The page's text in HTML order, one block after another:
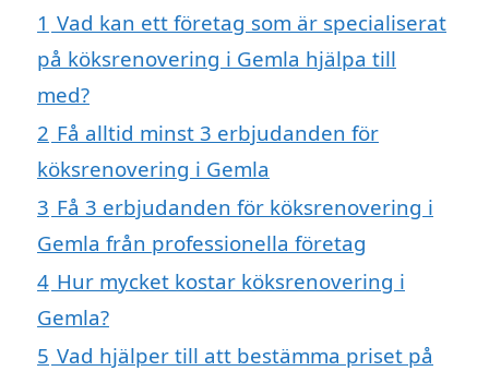
1 Vad kan ett företag som är specialiserat
på köksrenovering i Gemla hjälpa till
med?
2 Få alltid minst 3 erbjudanden för
köksrenovering i Gemla
3 Få 3 erbjudanden för köksrenovering i
Gemla från professionella företag
4 Hur mycket kostar köksrenovering i
Gemla?
5 Vad hjälper till att bestämma priset på